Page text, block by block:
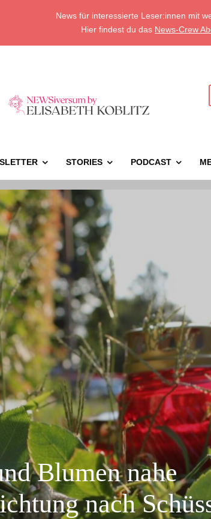
News für interessierte Leser:innen mit
Hier findest du das News-Crew
STORIES PODCAST
Blumen nahe
nach